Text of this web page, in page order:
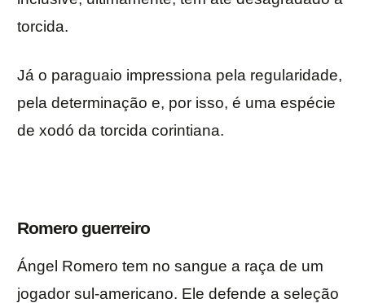
torcida.
Já o paraguaio impressiona pela regularidade,
pela determinação e, por isso, é uma espécie
de xodó da torcida corintiana.
Romero guerreiro
Ángel Romero tem no sangue a raça de um
jogador sul-americano. Ele defende a seleção